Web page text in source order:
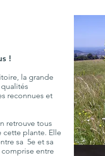
!
la grande
reconnues et
retrouve tous
cette plante. Elle
sa 5e et sa
entre